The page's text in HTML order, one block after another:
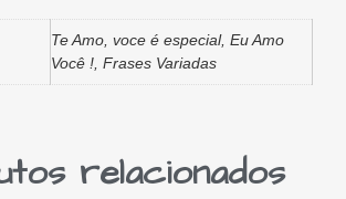
Te Amo, voce é especial, Eu Amo
Você !, Frases Variadas
relacionados